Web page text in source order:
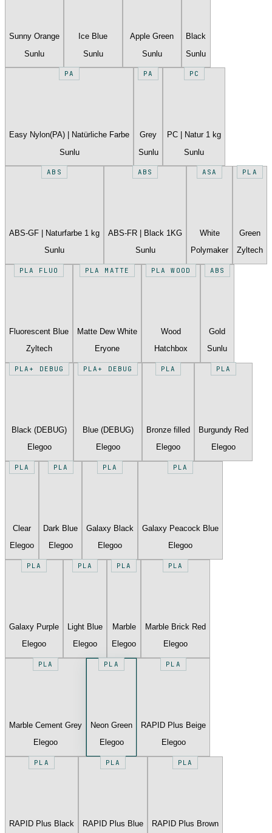
Sunny Orange
Sunlu
Ice Blue
Sunlu
Apple Green
Sunlu
Black
Sunlu
PA
Easy Nylon(PA) | Natürliche Farbe
Sunlu
PA
Grey
Sunlu
PC
PC | Natur 1 kg
Sunlu
ABS
ABS-GF | Naturfarbe 1 kg
Sunlu
ABS
ABS-FR | Black 1KG
Sunlu
ASA
White
Polymaker
PLA
Green
Zyltech
PLA FLUO
Fluorescent Blue
Zyltech
PLA MATTE
Matte Dew White
Eryone
PLA WOOD
Wood
Hatchbox
ABS
Gold
Sunlu
PLA+ DEBUG
Black (DEBUG)
Elegoo
PLA+ DEBUG
Blue (DEBUG)
Elegoo
PLA
Bronze filled
Elegoo
PLA
Burgundy Red
Elegoo
PLA
Clear
Elegoo
PLA
Dark Blue
Elegoo
PLA
Galaxy Black
Elegoo
PLA
Galaxy Peacock Blue
Elegoo
PLA
Galaxy Purple
Elegoo
PLA
Light Blue
Elegoo
PLA
Marble
Elegoo
PLA
Marble Brick Red
Elegoo
PLA
Marble Cement Grey
Elegoo
PLA
Neon Green
Elegoo
PLA
RAPID Plus Beige
Elegoo
PLA
RAPID Plus Black
PLA
RAPID Plus Blue
PLA
RAPID Plus Brown